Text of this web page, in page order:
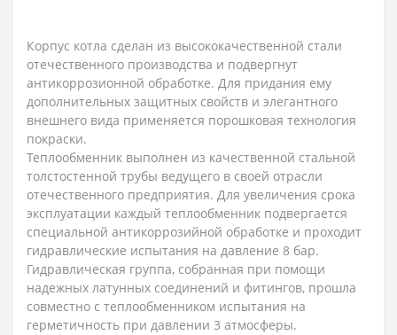
Корпус котла сделан из высококачественной стали
отечественного производства и подвергнут
антикоррозионной обработке. Для придания ему
дополнительных защитных свойств и элегантного
внешнего вида применяется порошковая технология
покраски.
Теплообменник выполнен из качественной стальной
толстостенной трубы ведущего в своей отрасли
отечественного предприятия. Для увеличения срока
эксплуатации каждый теплообменник подвергается
специальной антикоррозийной обработке и проходит
гидравлические испытания на давление 8 бар.
Гидравлическая группа, собранная при помощи
надежных латунных соединений и фитингов, прошла
совместно с теплообменником испытания на
герметичность при давлении 3 атмосферы.